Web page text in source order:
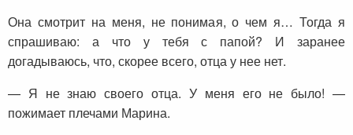
Она смотрит на меня, не понимая, о чем я… Тогда я
спрашиваю: а что у тебя с папой? И заранее
догадываюсь, что, скорее всего, отца у нее нет.
— Я не знаю своего отца. У меня его не было! —
пожимает плечами Марина.